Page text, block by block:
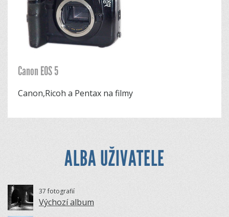
Canon EOS 5
Canon,Ricoh a Pentax na filmy
ALBA UŽIVATELE
37 fotografií
Výchozí album